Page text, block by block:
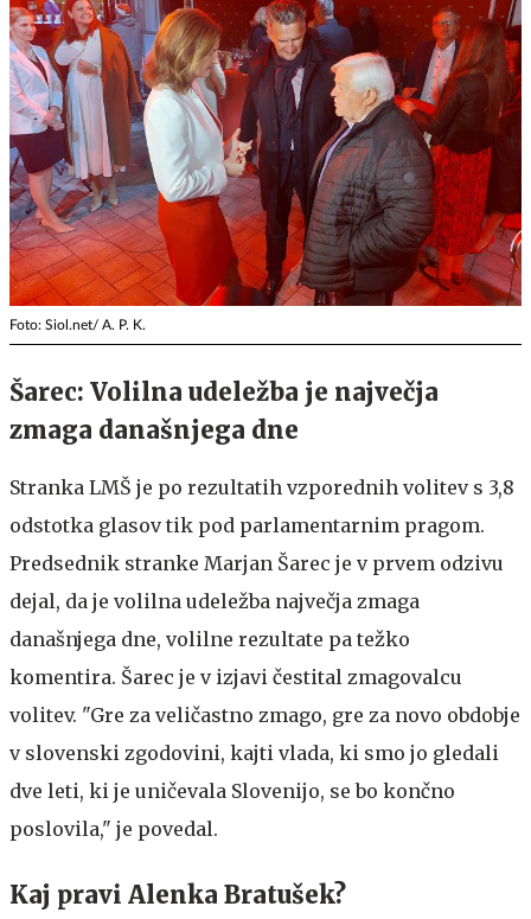
Foto: Siol.net/ A. P. K.
Šarec: Volilna udeležba je največja
zmaga današnjega dne
Stranka LMŠ je po rezultatih vzporednih volitev s 3,8
odstotka glasov tik pod parlamentarnim pragom.
Predsednik stranke Marjan Šarec je v prvem odzivu
dejal, da je volilna udeležba največja zmaga
današnjega dne, volilne rezultate pa težko
komentira. Šarec je v izjavi čestital zmagovalcu
volitev. "Gre za veličastno zmago, gre za novo obdobje
v slovenski zgodovini, kajti vlada, ki smo jo gledali
dve leti, ki je uničevala Slovenijo, se bo končno
poslovila," je povedal.
Kaj pravi Alenka Bratušek?